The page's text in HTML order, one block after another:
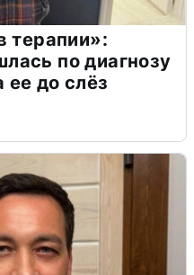
терапии»:
по диагнозу
ее до слёз